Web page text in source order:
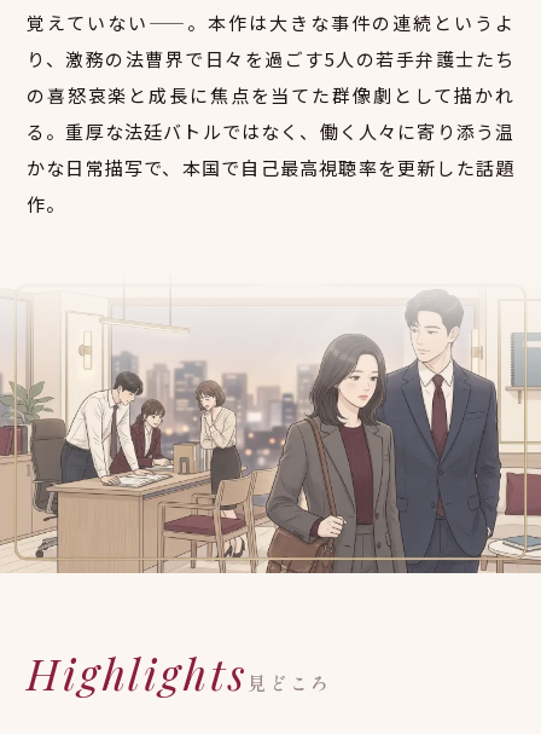
覚えていない——。本作は大きな事件の連続というよ
り、激務の法曹界で日々を過ごす5人の若手弁護士たち
の喜怒哀楽と成長に焦点を当てた群像劇として描かれ
る。重厚な法廷バトルではなく、働く人々に寄り添う温
かな日常描写で、本国で自己最高視聴率を更新した話題
作。
Highlights 見どころ